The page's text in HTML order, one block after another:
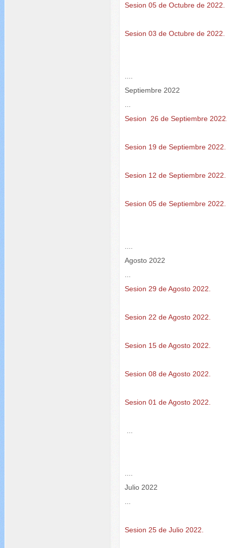
Sesion 05 de Octubre de 2022.
Sesion 03 de Octubre de 2022.
Septiembre 2022
Sesion 26 de Septiembre
Sesion 19 de Septiembre 2022.
Sesion 12 de Septiembre 2022.
Sesion 05 de Septiembre 2022.
Agosto 2022
Sesion 29 de Agosto 2022.
Sesion 22 de Agosto 2022.
Sesion 15 de Agosto 2022.
Sesion 08 de Agosto 2022.
Sesion 01 de Agosto 2022.
Julio 2022
Sesion 25 de Julio 2022.